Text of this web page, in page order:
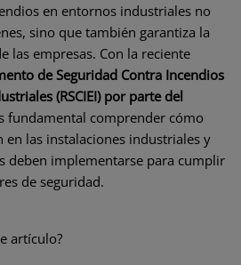
en entornos industriales no
sino que también garantiza la
las empresas. Con la reciente
de Seguridad Contra Incendios
(RSCIEI) por parte del
fundamental comprender cómo
en las instalaciones industriales y
deben implementarse para cumplir
de seguridad.
artículo?